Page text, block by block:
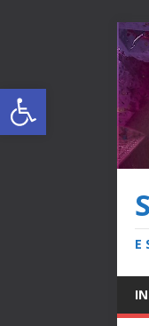
Abrir a
E